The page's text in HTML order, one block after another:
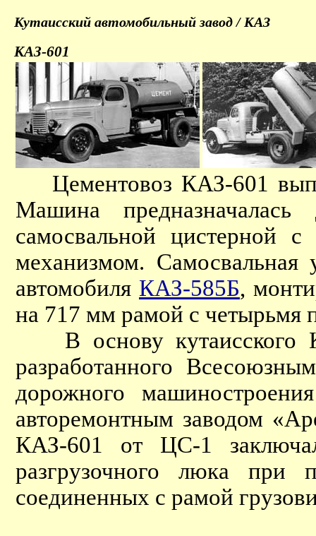
Кутаисский автомобильный завод / КАЗ
КАЗ-601
Цементовоз КАЗ-601
Машина
самосвальной цистерной
механизмом. Самосвальная
автомобиля КАЗ-585Б,
на 717 мм рамой с четырьмя
В основу кутаисского
разработанного
дорожного
авторемонтным заводом
КАЗ-601 от ЦС-1
разгрузочного люка
соединенных с рамой